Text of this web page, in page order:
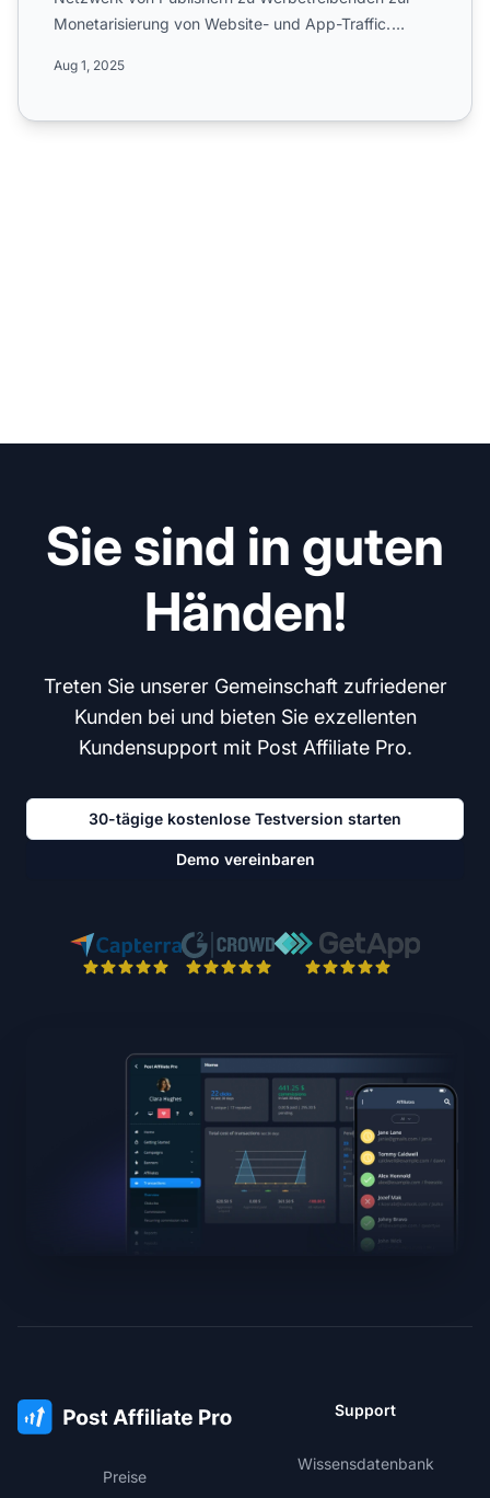
Monetarisierung von Website- und App-Traffic.
Aug 1, 2025
Sie sind in guten
Händen!
Treten Sie unserer Gemeinschaft zufriedener
Kunden bei und bieten Sie exzellenten
Kundensupport mit Post Affiliate Pro.
30-tägige kostenlose Testversion starten
Demo vereinbaren
Preise
Support
Wissensdatenbank